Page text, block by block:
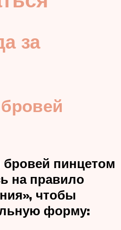
за
пинцетом
на правило
чтобы
форму: